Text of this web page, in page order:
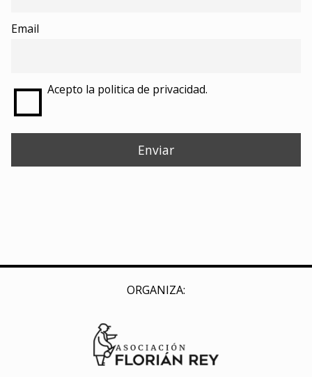
Email
Acepto la politica de privacidad.
ORGANIZA: